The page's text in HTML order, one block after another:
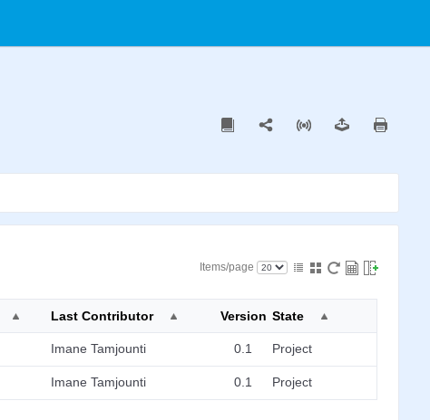
Items/page
Last Contributor Version State
Imane Tamjounti 0.1 Project
Imane Tamjounti 0.1 Project